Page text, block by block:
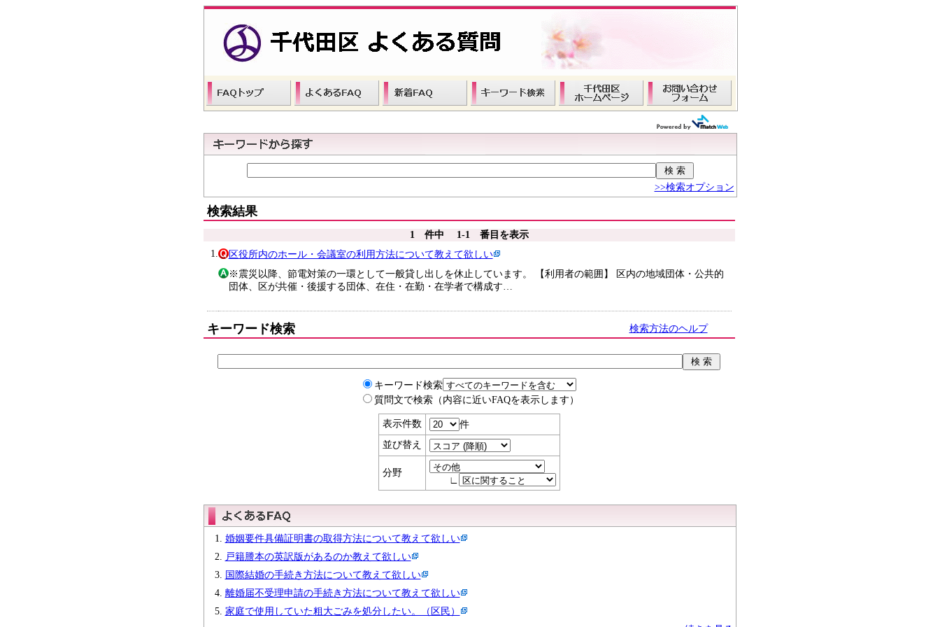
>>検索オプション
検索結果
1 件中 1-1 番目を表示
1.
区役所内のホール・会議室の利用方法について教えて欲しい
※震災以降、節電対策の一環として一般貸し出しを休止しています。 【利用者の範囲】 区内の地域団体・公共的
団体、区が共催・後援する団体、在住・在勤・在学者で構成す…
キーワード検索 検索方法のヘルプ
キーワード検索
質問文で検索（内容に近いFAQを表示します）
表示件数
件
並び替え
分野
∟
婚姻要件具備証明書の取得方法について教えて欲しい
戸籍謄本の英訳版があるのか教えて欲しい
国際結婚の手続き方法について教えて欲しい
離婚届不受理申請の手続き方法について教えて欲しい
家庭で使用していた粗大ごみを処分したい。（区民）